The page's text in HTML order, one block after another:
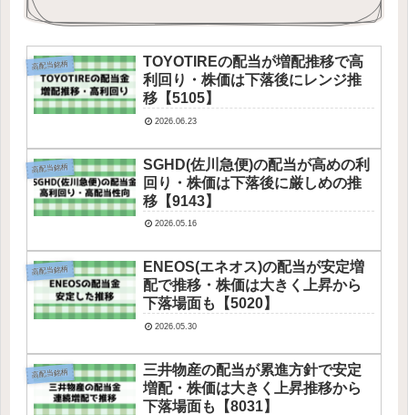
高配当銘柄
TOYOTIREの配当が増配推移で高
利回り・株価は下落後にレンジ推
移【5105】
2026.06.23
高配当銘柄
SGHD(佐川急便)の配当が高めの利
回り・株価は下落後に厳しめの推
移【9143】
2026.05.16
高配当銘柄
ENEOS(エネオス)の配当が安定増
配で推移・株価は大きく上昇から
下落場面も【5020】
2026.05.30
高配当銘柄
三井物産の配当が累進方針で安定
増配・株価は大きく上昇推移から
下落場面も【8031】